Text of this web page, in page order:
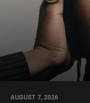
AUGUST 7, 2026